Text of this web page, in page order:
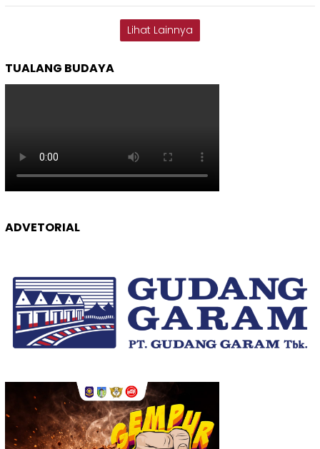
Lihat Lainnya
TUALANG BUDAYA
ADVETORIAL